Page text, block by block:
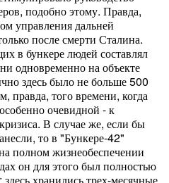
подобно этому. Правда,
управления дальней
после смерти Сталина.
в бункере людей составлял
одновременно на объекте
здесь было не больше 500
правда, того времени, когда
очевидной - к
В случае же, если бы
то в "Бункере-42"
полном жизнеобеспечении
он для этого был полностью